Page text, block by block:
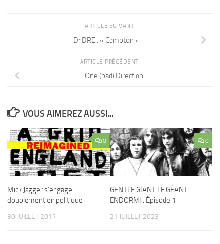
ARTICLE SUIVANT
Dr DRE : « Compton »
ARTICLE PRÉCÉDENT
One (bad) Direction
VOUS AIMEREZ AUSSI...
0
Mick Jagger s’engage
doublement en politique
30 JUILLET 2017
0
GENTLE GIANT LE GÉANT
ENDORMI : Épisode 1
21 JUILLET 2023